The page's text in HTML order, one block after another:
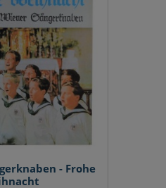
- Frohe